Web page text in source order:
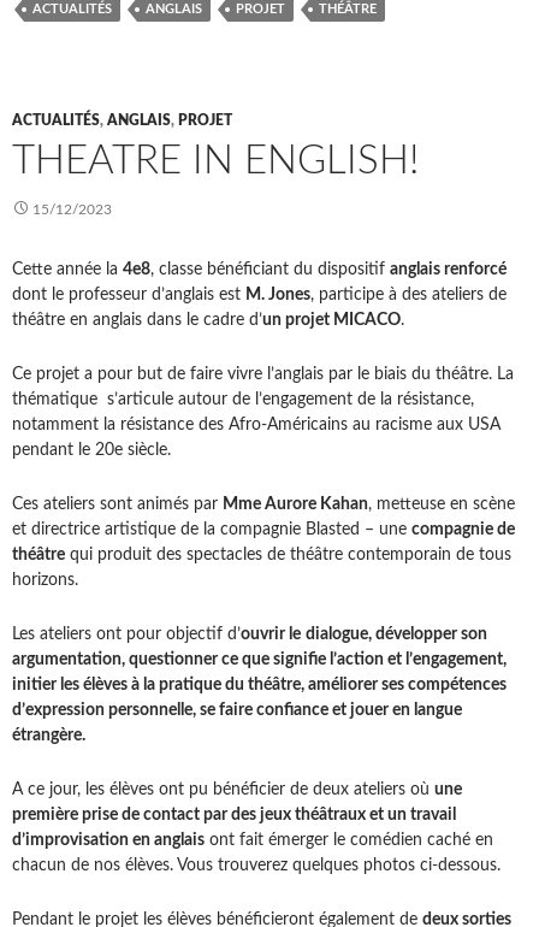
ACTUALITÉS ANGLAIS PROJET THÉÂTRE
ACTUALITÉS, ANGLAIS, PROJET
THEATRE IN ENGLISH!
15/12/2023
Cette année la 4e8, classe bénéficiant du dispositif anglais renforcé
dont le professeur d’anglais est M. Jones, participe à des ateliers de
théâtre en anglais dans le cadre d’un projet MICACO.
Ce projet a pour but de faire vivre l’anglais par le biais du théâtre. La
thématique s’articule autour de l’engagement de la résistance,
notamment la résistance des Afro-Américains au racisme aux USA
pendant le 20e siècle.
Ces ateliers sont animés par Mme Aurore Kahan, metteuse en scène
et directrice artistique de la compagnie Blasted – une compagnie de
théâtre qui produit des spectacles de théâtre contemporain de tous
horizons.
Les ateliers ont pour objectif d’ouvrir le dialogue, développer son
argumentation, questionner ce que signifie l’action et l’engagement,
initier les élèves à la pratique du théâtre, améliorer ses compétences
d’expression personnelle, se faire confiance et jouer en langue
étrangère.
A ce jour, les élèves ont pu bénéficier de deux ateliers où une
première prise de contact par des jeux théâtraux et un travail
d’improvisation en anglais ont fait émerger le comédien caché en
chacun de nos élèves. Vous trouverez quelques photos ci-dessous.
Pendant le projet les élèves bénéficieront également de deux sorties